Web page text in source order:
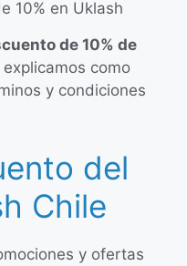
de 10% de
como
y condiciones
del
Chile
y ofertas